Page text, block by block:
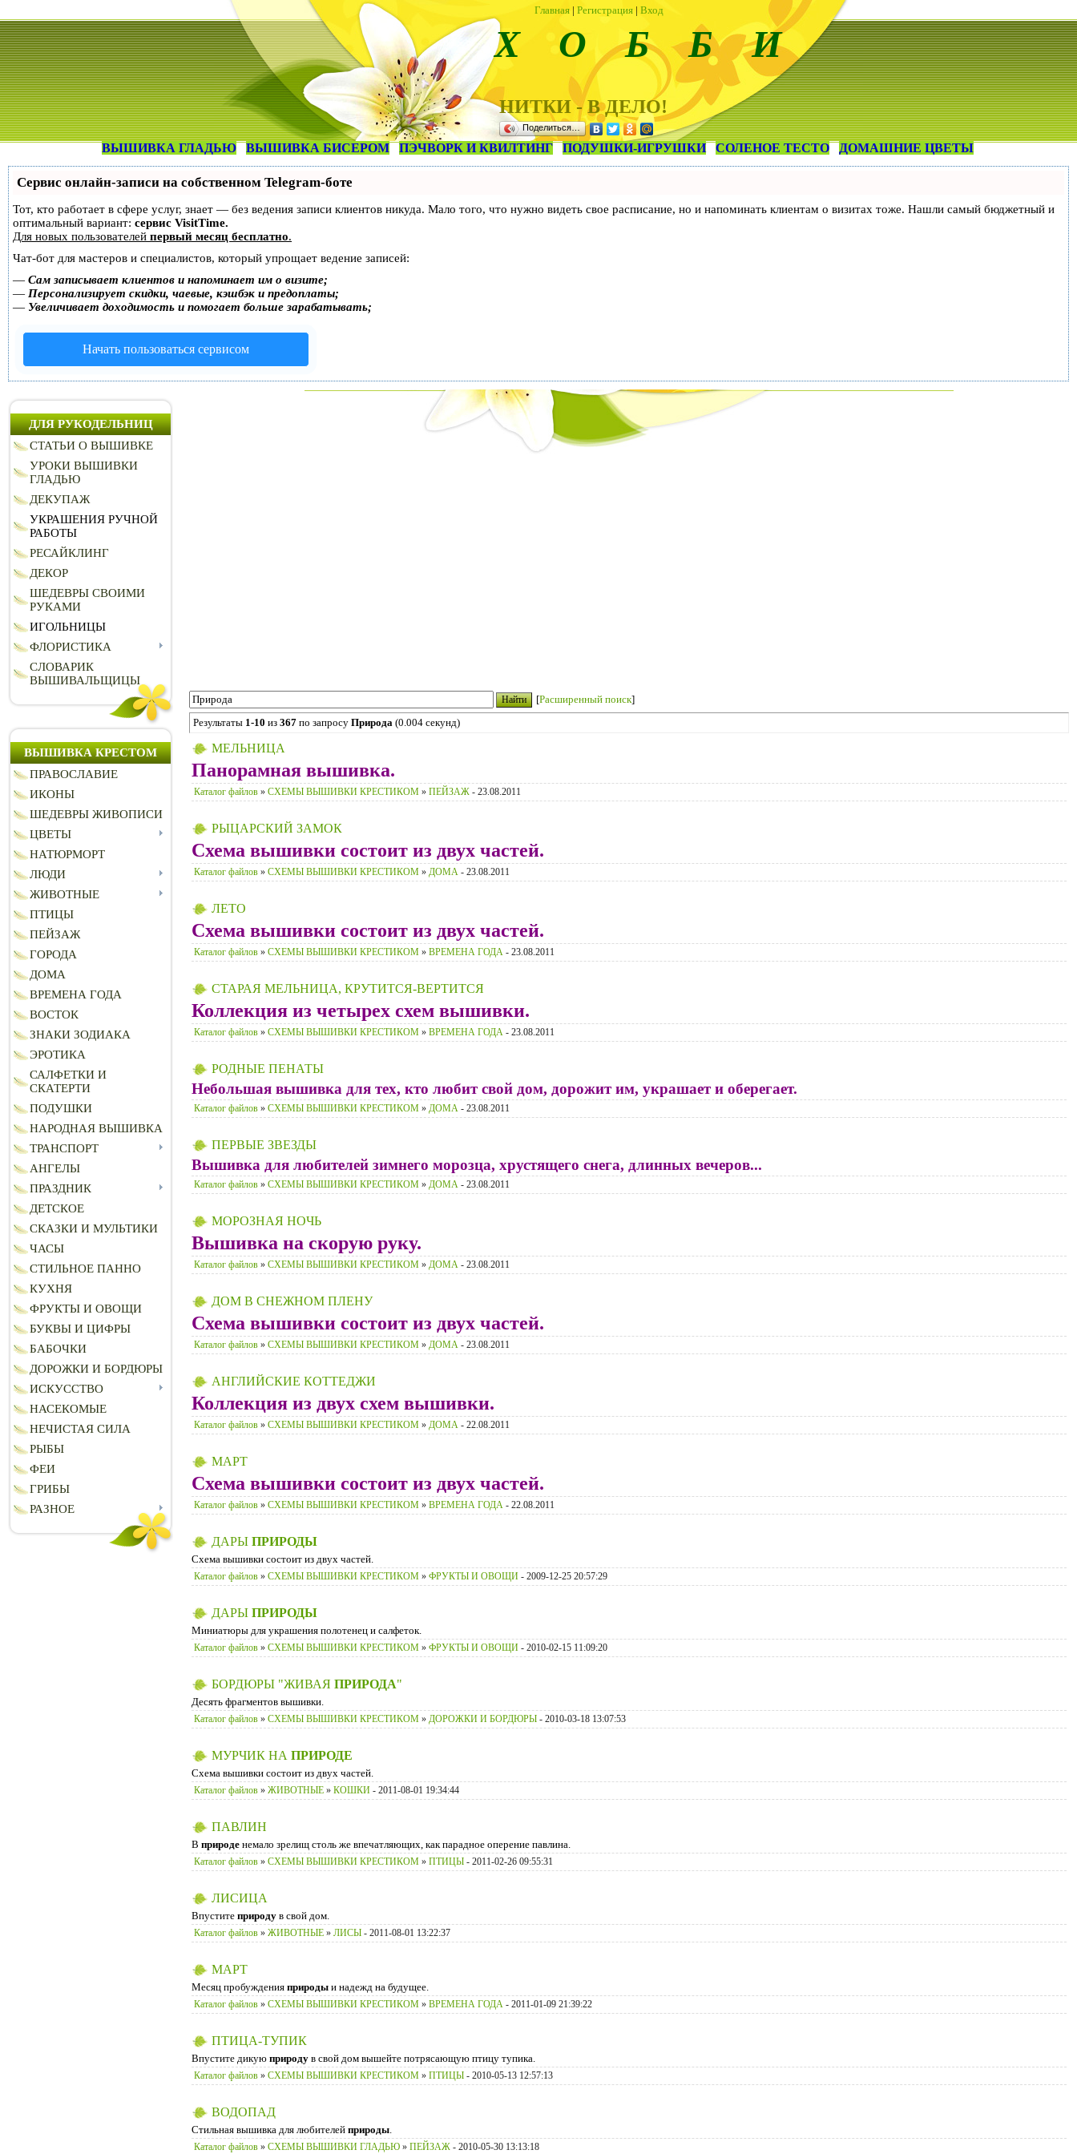
Главная | Регистрация | Вход
Х О Б Б И
НИТКИ - В ДЕЛО!
Поделиться…
ВЫШИВКА ГЛАДЬЮ ВЫШИВКА БИСЕРОМ ПЭЧВОРК И КВИЛТИНГ ПОДУШКИ-ИГРУШКИ СОЛЕНОЕ ТЕСТО ДОМАШНИЕ ЦВЕТЫ
Сервис онлайн-записи на собственном Telegram-боте
Тот, кто работает в сфере услуг, знает — без ведения записи клиентов никуда. Мало того, что нужно видеть свое расписание, но и напоминать клиентам о визитах тоже. Нашли самый бюджетный и
оптимальный вариант: сервис VisitTime.
Для новых пользователей первый месяц бесплатно.
Чат-бот для мастеров и специалистов, который упрощает ведение записей:
— Сам записывает клиентов и напоминает им о визите;
— Персонализирует скидки, чаевые, кэшбэк и предоплаты;
— Увеличивает доходимость и помогает больше зарабатывать;
Начать пользоваться сервисом
ДЛЯ РУКОДЕЛЬНИЦ
СТАТЬИ О ВЫШИВКЕ
УРОКИ ВЫШИВКИ
ГЛАДЬЮ
ДЕКУПАЖ
УКРАШЕНИЯ РУЧНОЙ
РАБОТЫ
РЕСАЙКЛИНГ
ДЕКОР
ШЕДЕВРЫ СВОИМИ
РУКАМИ
ИГОЛЬНИЦЫ
ФЛОРИСТИКА
СЛОВАРИК
ВЫШИВАЛЬЩИЦЫ
ВЫШИВКА КРЕСТОМ
ПРАВОСЛАВИЕ
ИКОНЫ
ШЕДЕВРЫ ЖИВОПИСИ
ЦВЕТЫ
НАТЮРМОРТ
ЛЮДИ
ЖИВОТНЫЕ
ПТИЦЫ
ПЕЙЗАЖ
ГОРОДА
ДОМА
ВРЕМЕНА ГОДА
ВОСТОК
ЗНАКИ ЗОДИАКА
ЭРОТИКА
САЛФЕТКИ И
СКАТЕРТИ
ПОДУШКИ
НАРОДНАЯ ВЫШИВКА
ТРАНСПОРТ
АНГЕЛЫ
ПРАЗДНИК
ДЕТСКОЕ
СКАЗКИ И МУЛЬТИКИ
ЧАСЫ
СТИЛЬНОЕ ПАННО
КУХНЯ
ФРУКТЫ И ОВОЩИ
БУКВЫ И ЦИФРЫ
БАБОЧКИ
ДОРОЖКИ И БОРДЮРЫ
ИСКУССТВО
НАСЕКОМЫЕ
НЕЧИСТАЯ СИЛА
РЫБЫ
ФЕИ
ГРИБЫ
РАЗНОЕ
[Расширенный поиск]
Результаты 1-10 из 367 по запросу Природа (0.004 секунд)
МЕЛЬНИЦА
Панорамная вышивка.
Каталог файлов » СХЕМЫ ВЫШИВКИ КРЕСТИКОМ » ПЕЙЗАЖ - 23.08.2011
РЫЦАРСКИЙ ЗАМОК
Схема вышивки состоит из двух частей.
Каталог файлов » СХЕМЫ ВЫШИВКИ КРЕСТИКОМ » ДОМА - 23.08.2011
ЛЕТО
Схема вышивки состоит из двух частей.
Каталог файлов » СХЕМЫ ВЫШИВКИ КРЕСТИКОМ » ВРЕМЕНА ГОДА - 23.08.2011
СТАРАЯ МЕЛЬНИЦА, КРУТИТСЯ-ВЕРТИТСЯ
Коллекция из четырех схем вышивки.
Каталог файлов » СХЕМЫ ВЫШИВКИ КРЕСТИКОМ » ВРЕМЕНА ГОДА - 23.08.2011
РОДНЫЕ ПЕНАТЫ
Небольшая вышивка для тех, кто любит свой дом, дорожит им, украшает и оберегает.
Каталог файлов » СХЕМЫ ВЫШИВКИ КРЕСТИКОМ » ДОМА - 23.08.2011
ПЕРВЫЕ ЗВЕЗДЫ
Вышивка для любителей зимнего морозца, хрустящего снега, длинных вечеров...
Каталог файлов » СХЕМЫ ВЫШИВКИ КРЕСТИКОМ » ДОМА - 23.08.2011
МОРОЗНАЯ НОЧЬ
Вышивка на скорую руку.
Каталог файлов » СХЕМЫ ВЫШИВКИ КРЕСТИКОМ » ДОМА - 23.08.2011
ДОМ В СНЕЖНОМ ПЛЕНУ
Схема вышивки состоит из двух частей.
Каталог файлов » СХЕМЫ ВЫШИВКИ КРЕСТИКОМ » ДОМА - 23.08.2011
АНГЛИЙСКИЕ КОТТЕДЖИ
Коллекция из двух схем вышивки.
Каталог файлов » СХЕМЫ ВЫШИВКИ КРЕСТИКОМ » ДОМА - 22.08.2011
МАРТ
Схема вышивки состоит из двух частей.
Каталог файлов » СХЕМЫ ВЫШИВКИ КРЕСТИКОМ » ВРЕМЕНА ГОДА - 22.08.2011
ДАРЫ ПРИРОДЫ
Схема вышивки состоит из двух частей.
Каталог файлов » СХЕМЫ ВЫШИВКИ КРЕСТИКОМ » ФРУКТЫ И ОВОЩИ - 2009-12-25 20:57:29
ДАРЫ ПРИРОДЫ
Миниатюры для украшения полотенец и салфеток.
Каталог файлов » СХЕМЫ ВЫШИВКИ КРЕСТИКОМ » ФРУКТЫ И ОВОЩИ - 2010-02-15 11:09:20
БОРДЮРЫ "ЖИВАЯ ПРИРОДА"
Десять фрагментов вышивки.
Каталог файлов » СХЕМЫ ВЫШИВКИ КРЕСТИКОМ » ДОРОЖКИ И БОРДЮРЫ - 2010-03-18 13:07:53
МУРЧИК НА ПРИРОДЕ
Схема вышивки состоит из двух частей.
Каталог файлов » ЖИВОТНЫЕ » КОШКИ - 2011-08-01 19:34:44
ПАВЛИН
В природе немало зрелищ столь же впечатляющих, как парадное оперение павлина.
Каталог файлов » СХЕМЫ ВЫШИВКИ КРЕСТИКОМ » ПТИЦЫ - 2011-02-26 09:55:31
ЛИСИЦА
Впустите природу в свой дом.
Каталог файлов » ЖИВОТНЫЕ » ЛИСЫ - 2011-08-01 13:22:37
МАРТ
Месяц пробуждения природы и надежд на будущее.
Каталог файлов » СХЕМЫ ВЫШИВКИ КРЕСТИКОМ » ВРЕМЕНА ГОДА - 2011-01-09 21:39:22
ПТИЦА-ТУПИК
Впустите дикую природу в свой дом вышейте потрясающую птицу тупика.
Каталог файлов » СХЕМЫ ВЫШИВКИ КРЕСТИКОМ » ПТИЦЫ - 2010-05-13 12:57:13
ВОДОПАД
Стильная вышивка для любителей природы.
Каталог файлов » CХЕМЫ ВЫШИВКИ ГЛАДЬЮ » ПЕЙЗАЖ - 2010-05-30 13:13:18